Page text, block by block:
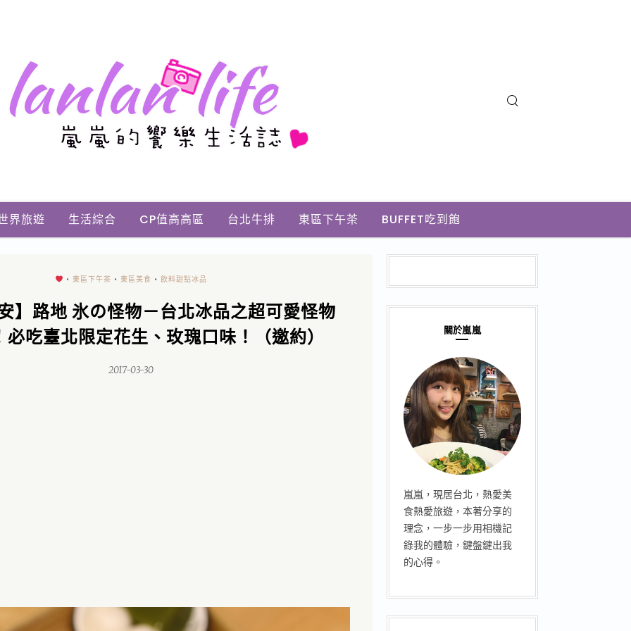
界旅遊 生活綜合 CP值高高區 台北牛排 東區下午茶 BUFFET吃到飽
• 東區下午茶 • 東區美食 • 飲料甜點冰品
】路地 氷の怪物－台北冰品之超可愛怪物
必吃臺北限定花生、玫瑰口味！（邀約）
2017-03-30
關於嵐嵐
嵐嵐，現居台北，熱愛美
食熱愛旅遊，本著分享的
理念，一步一步用相機記
錄我的體驗，鍵盤鍵出我
的心得。